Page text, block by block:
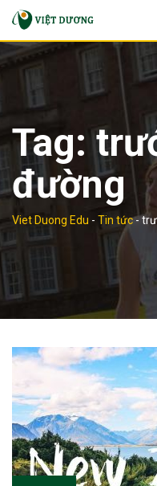
Skip
content
Tag:
đường
Viet Duong Edu - Tin tức-